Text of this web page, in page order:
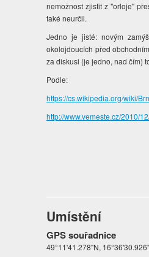
nemožnost zjistit z "orloje"
také neurčil.
Jedno je jisté: novým
okolojdoucích před
za diskusi (je jedno, nad čím)
Podle:
https://cs.wikipedia.org/wiki/
http://www.vemeste.cz/2010/
Umístění
GPS souřadnice
49°11'41.278"N,